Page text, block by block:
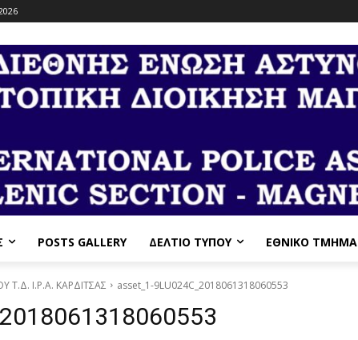
POSTS GALLERY ΔΕΛΤΙΟ ΤΥΠΟΥ ΕΘΝΙΚΌ ΤΜΉΜΑ
Τ.Δ. I.P.A. ΚΑΡΔΙΤΣΑΣ asset_1-9LU024C_2018061318060553